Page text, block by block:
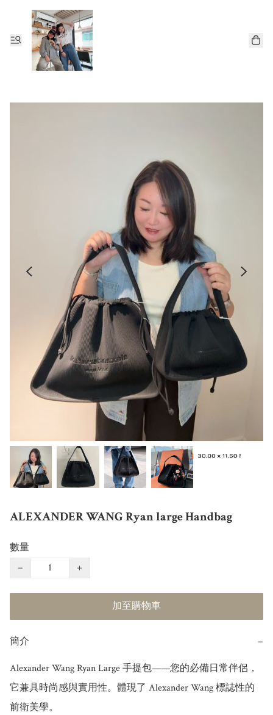
ALEXANDER WANG Ryan large Handbag
數量
−
+
加至購物車
簡介 −
Alexander Wang Ryan Large 手提包——您的必備日常伴侶，
它兼具時尚感與實用性。體現了 Alexander Wang 標誌性的
前衛美學。